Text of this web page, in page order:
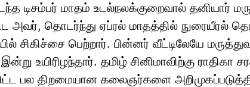
டிசம்பர் மாதம் உடல்நலக்குறைவால் தனியார்
அவர், தொடர்ந்து ஏப்ரல் மாதத்தில் நுரையீரல்
சிகிச்சை பெற்றார். பின்னர் வீட்டிலேயே
உயிரிழந்தார். தமிழ் சினிமாவிற்கு ராதிகா
பல திறமையான கலைஞர்களை